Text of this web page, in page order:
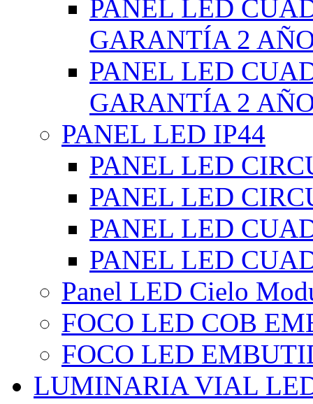
PANEL LED
GARANTÍA 2
PANEL LED
GARANTÍA 2
PANEL LED IP44
PANEL LED
PANEL LED
PANEL LED
PANEL LED
Panel LED Cielo
FOCO LED COB
FOCO LED
LUMINARIA VIAL